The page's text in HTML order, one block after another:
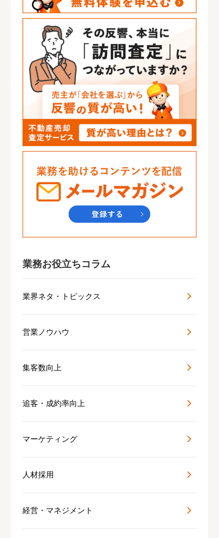
業務お役立ちコラム
業界ネタ・トピックス
営業ノウハウ
集客数向上
追客・成約率向上
マーケティング
人材採用
経営・マネジメント